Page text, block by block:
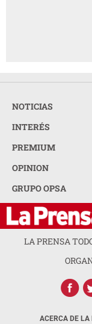
NOTICIAS
INTERÉS
PREMIUM
OPINION
GRUPO OPSA
LA PRENSA
ACERCA DE LA